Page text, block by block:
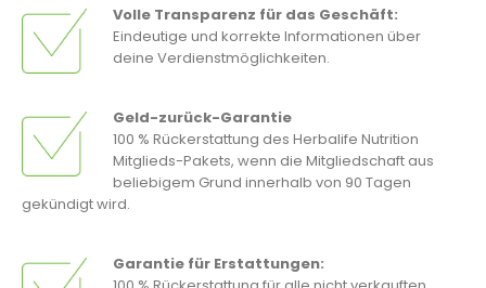
Volle Transparenz für das Geschäft:
Eindeutige und korrekte Informationen über
deine Verdienstmöglichkeiten.
Geld-zurück-Garantie
100 % Rückerstattung des Herbalife Nutrition
Mitglieds-Pakets, wenn die Mitgliedschaft aus
beliebigem Grund innerhalb von 90 Tagen
gekündigt wird.
Garantie für Erstattungen: